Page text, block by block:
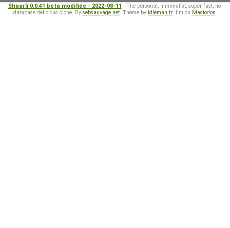
Shaarli 0.0.41 beta modifiée - 2022-08-11 - The personal, minimalist, super-fast, no-
database delicious clone. By sebsauvage.net. Theme by idleman.fr. I'm on Mastodon.